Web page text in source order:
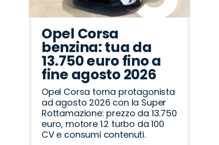
Opel Corsa
benzina: tua da
13.750 euro fino a
fine agosto 2026
Opel Corsa torna protagonista
ad agosto 2026 con la Super
Rottamazione: prezzo da 13.750
euro, motore 1.2 turbo da 100
CV e consumi contenuti.